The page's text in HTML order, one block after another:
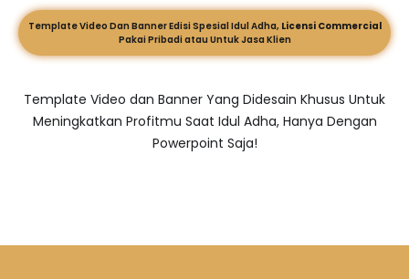
Template Video Dan Banner Edisi Spesial Idul Adha, Licensi Commercial
Pakai Pribadi atau Untuk Jasa Klien
Template Video dan Banner Yang Didesain Khusus Untuk
Meningkatkan Profitmu Saat Idul Adha, Hanya Dengan
Powerpoint Saja!